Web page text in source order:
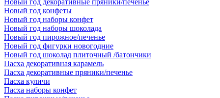
Новый год декоративные пряники/печенье
Новый год конфеты
Новый год наборы конфет
Новый год наборы шоколада
Новый год пирожное/печенье
Новый год фигурки новогодние
Новый год шоколад плиточный /батончики
Пасха декоративная карамель
Пасха декоративные пряники/печенье
Пасха куличи
Пасха наборы конфет